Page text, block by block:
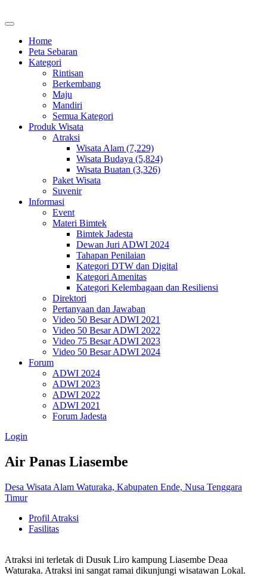
Home
Peta Sebaran
Kategori
Rintisan
Berkembang
Maju
Mandiri
Semua Kategori
Produk Wisata
Atraksi
Wisata Alam (7,229)
Wisata Budaya (5,824)
Wisata Buatan (3,326)
Paket Wisata
Suvenir
Informasi
Event
Materi Bimtek
Bimtek Jadesta
Dewan Juri ADWI 2024
Tahapan Penilaian
Kategori DTW dan Digital
Kategori Amenitas
Kategori Kelembagaan dan Resiliensi
Direktori
Pertanyaan dan Jawaban
Video 50 Besar ADWI 2021
Video 50 Besar ADWI 2022
Video 75 Besar ADWI 2023
Video 50 Besar ADWI 2024
Forum
ADWI 2024
ADWI 2023
ADWI 2022
ADWI 2021
Forum Jadesta
Login
Air Panas Liasembe
Desa Wisata Alam Waturaka, Kabupaten Ende, Nusa Tenggara
Timur
Profil Atraksi
Fasilitas
Atraksi ini terletak di Dusuk Liro kampung Liasembe Deaa
Waturaka. Atraksi ini sangat ramai dikunjungi wisatawan Lokal.